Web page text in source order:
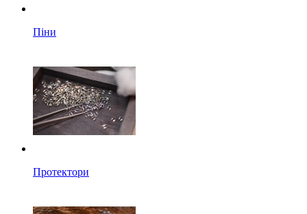
Піни
Протектори